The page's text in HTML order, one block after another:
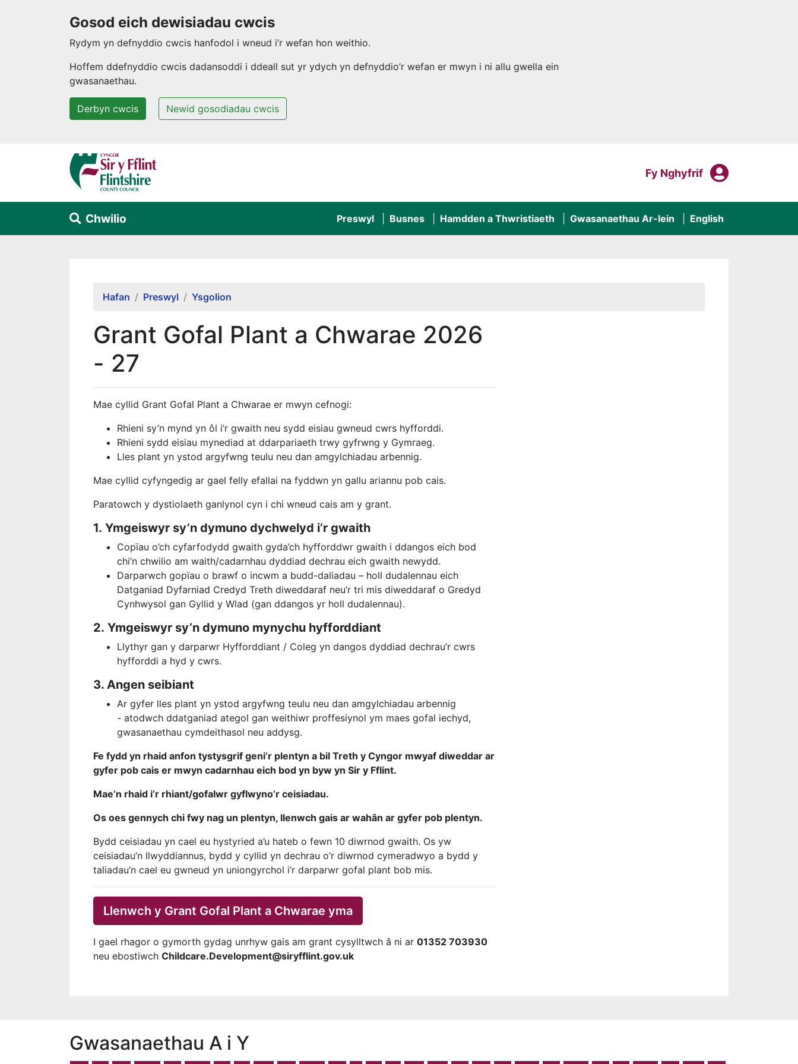
Gosod eich dewisiadau cwcis
Rydym yn defnyddio cwcis hanfodol i wneud i’r wefan hon weithio.
Hoffem ddefnyddio cwcis dadansoddi i ddeall sut yr ydych yn defnyddio’r wefan er mwyn i ni allu gwella ein
gwasanaethau.
Derbyn cwcis Newid gosodiadau cwcis
Neidio i'r prif gynnwys
Mewngofnodi I
Fy Nghyfrif Fy
Chwilio Preswyl Busnes Hamdden a Thwristiaeth Gwasanaethau Ar-lein English
Hafan Preswyl Ysgolion
Grant Gofal Plant a Chwarae 2026
- 27
Mae cyllid Grant Gofal Plant a Chwarae er mwyn cefnogi:
Rhieni sy’n mynd yn ôl i’r gwaith neu sydd eisiau gwneud cwrs hyfforddi.
Rhieni sydd eisiau mynediad at ddarpariaeth trwy gyfrwng y Gymraeg.
Lles plant yn ystod argyfwng teulu neu dan amgylchiadau arbennig.
Mae cyllid cyfyngedig ar gael felly efallai na fyddwn yn gallu ariannu pob cais.
Paratowch y dystiolaeth ganlynol cyn i chi wneud cais am y grant.
1. Ymgeiswyr sy’n dymuno dychwelyd i’r gwaith
Copïau o’ch cyfarfodydd gwaith gyda’ch hyfforddwr gwaith i ddangos eich bod
chi’n chwilio am waith/cadarnhau dyddiad dechrau eich gwaith newydd.
Darparwch gopïau o brawf o incwm a budd-daliadau – holl dudalennau eich
Datganiad Dyfarniad Credyd Treth diweddaraf neu’r tri mis diweddaraf o Gredyd
Cynhwysol gan Gyllid y Wlad (gan ddangos yr holl dudalennau).
2. Ymgeiswyr sy’n dymuno mynychu hyfforddiant
Llythyr gan y darparwr Hyfforddiant / Coleg yn dangos dyddiad dechrau’r cwrs
hyfforddi a hyd y cwrs.
3. Angen seibiant
Ar gyfer lles plant yn ystod argyfwng teulu neu dan amgylchiadau arbennig
- atodwch ddatganiad ategol gan weithiwr proffesiynol ym maes gofal iechyd,
gwasanaethau cymdeithasol neu addysg.
Fe fydd yn rhaid anfon tystysgrif geni’r plentyn a bil Treth y Cyngor mwyaf diweddar ar
gyfer pob cais er mwyn cadarnhau eich bod yn byw yn Sir y Fflint.
Mae’n rhaid i’r rhiant/gofalwr gyflwyno’r ceisiadau.
Os oes gennych chi fwy nag un plentyn, llenwch gais ar wahân ar gyfer pob plentyn.
Bydd ceisiadau yn cael eu hystyried a’u hateb o fewn 10 diwrnod gwaith. Os yw
ceisiadau’n llwyddiannus, bydd y cyllid yn dechrau o’r diwrnod cymeradwyo a bydd y
taliadau’n cael eu gwneud yn uniongyrchol i’r darparwr gofal plant bob mis.
Llenwch y Grant Gofal Plant a Chwarae yma
I gael rhagor o gymorth gydag unrhyw gais am grant cysylltwch â ni ar 01352 703930
neu ebostiwch Childcare.Development@siryfflint.gov.uk
Gwasanaethau A i Y